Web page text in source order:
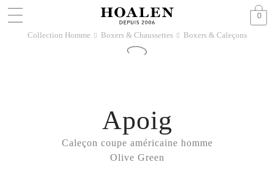
0
Collection Homme 􀆊 Boxers & Chaussettes 􀆊 Boxers & Caleçons
Caleçon coupe américaine homme
Olive Green
Apoig